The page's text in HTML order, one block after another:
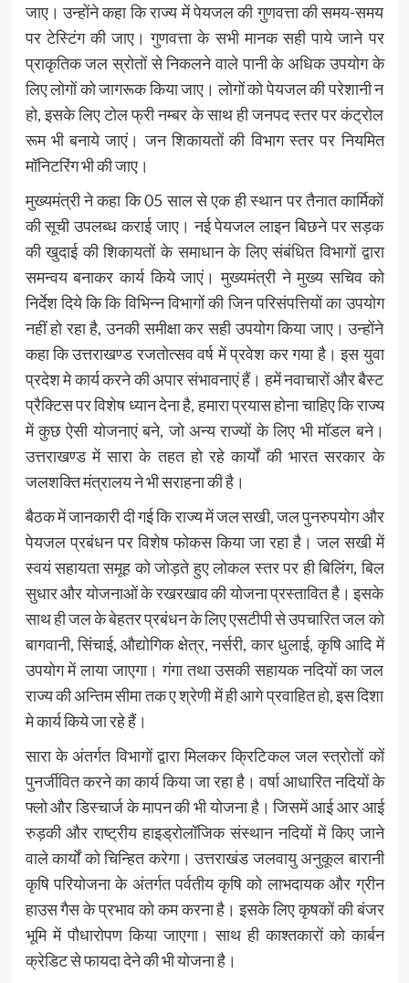
जाए। उन्होंने कहा कि राज्य में पेयजल की गुणवत्ता की समय-समय
पर टेस्टिंग की जाए। गुणवत्ता के सभी मानक सही पाये जाने पर
प्राकृतिक जल स्रोतों से निकलने वाले पानी के अधिक उपयोग के
लिए लोगों को जागरूक किया जाए। लोगों को पेयजल की परेशानी न
हो, इसके लिए टोल फ्री नम्बर के साथ ही जनपद स्तर पर कंट्रोल
रूम भी बनाये जाएं। जन शिकायतों की विभाग स्तर पर नियमित
मॉनिटरिंग भी की जाए।
मुख्यमंत्री ने कहा कि 05 साल से एक ही स्थान पर तैनात कार्मिकों
की सूची उपलब्ध कराई जाए। नई पेयजल लाइन बिछने पर सड़क
की खुदाई की शिकायतों के समाधान के लिए संबंधित विभागों द्वारा
समन्वय बनाकर कार्य किये जाएं। मुख्यमंत्री ने मुख्य सचिव को
निर्देश दिये कि कि विभिन्न विभागों की जिन परिसंपत्तियों का उपयोग
नहीं हो रहा है, उनकी समीक्षा कर सही उपयोग किया जाए। उन्होंने
कहा कि उत्तराखण्ड रजतोत्सव वर्ष में प्रवेश कर गया है। इस युवा
प्रदेश मे कार्य करने की अपार संभावनाएं हैं। हमें नवाचारों और बैस्ट
प्रैक्टिस पर विशेष ध्यान देना है, हमारा प्रयास होना चाहिए कि राज्य
में कुछ ऐसी योजनाएं बने, जो अन्य राज्यों के लिए भी मॉडल बने।
उत्तराखण्ड में सारा के तहत हो रहे कार्यों की भारत सरकार के
जलशक्ति मंत्रालय ने भी सराहना की है।
बैठक में जानकारी दी गई कि राज्य में जल सखी, जल पुनरुपयोग और
पेयजल प्रबंधन पर विशेष फोकस किया जा रहा है। जल सखी में
स्वयं सहायता समूह को जोड़ते हुए लोकल स्तर पर ही बिलिंग, बिल
सुधार और योजनाओं के रखरखाव की योजना प्रस्तावित है। इसके
साथ ही जल के बेहतर प्रबंधन के लिए एसटीपी से उपचारित जल को
बागवानी, सिंचाई, औद्योगिक क्षेत्र, नर्सरी, कार धुलाई, कृषि आदि में
उपयोग में लाया जाएगा। गंगा तथा उसकी सहायक नदियों का जल
राज्य की अन्तिम सीमा तक ए श्रेणी में ही आगे प्रवाहित हो, इस दिशा
मे कार्य किये जा रहे हैं।
सारा के अंतर्गत विभागों द्वारा मिलकर क्रिटिकल जल स्त्रोतों कों
पुनर्जीवित करने का कार्य किया जा रहा है। वर्षा आधारित नदियों के
फ्लो और डिस्चार्ज के मापन की भी योजना है। जिसमें आई आर आई
रुड़की और राष्ट्रीय हाइड्रोलॉजिक संस्थान नदियों में किए जाने
वाले कार्यों को चिन्हित करेगा। उत्तराखंड जलवायु अनुकूल बारानी
कृषि परियोजना के अंतर्गत पर्वतीय कृषि को लाभदायक और ग्रीन
हाउस गैस के प्रभाव को कम करना है। इसके लिए कृषकों की बंजर
भूमि में पौधारोपण किया जाएगा। साथ ही काश्तकारों को कार्बन
क्रेडिट से फायदा देने की भी योजना है।